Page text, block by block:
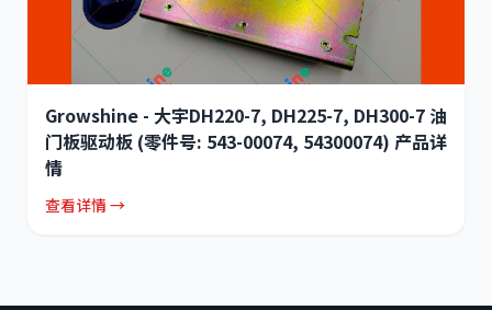
Growshine - 大宇DH220-7, DH225-7, DH300-7 油
门板驱动板 (零件号: 543-00074, 54300074) 产品详
情
查看详情 →